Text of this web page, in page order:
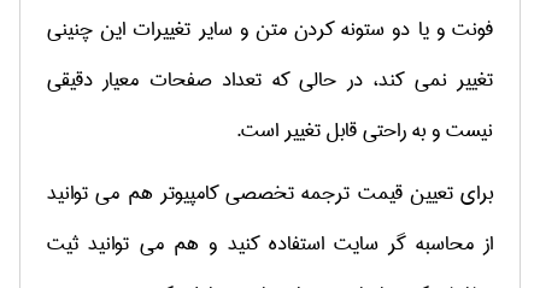
فونت و یا دو ستونه کردن متن و سایر تغییرات این چنینی
تغییر نمی کند، در حالی که تعداد صفحات معیار دقیقی
نیست و به راحتی قابل تغییر است.
برای تعیین قیمت ترجمه تخصصی کامپیوتر هم می توانید
از محاسبه گر سایت استفاده کنید و هم می توانید ثیت